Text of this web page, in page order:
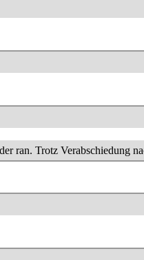
ran. Trotz Verabschiedung